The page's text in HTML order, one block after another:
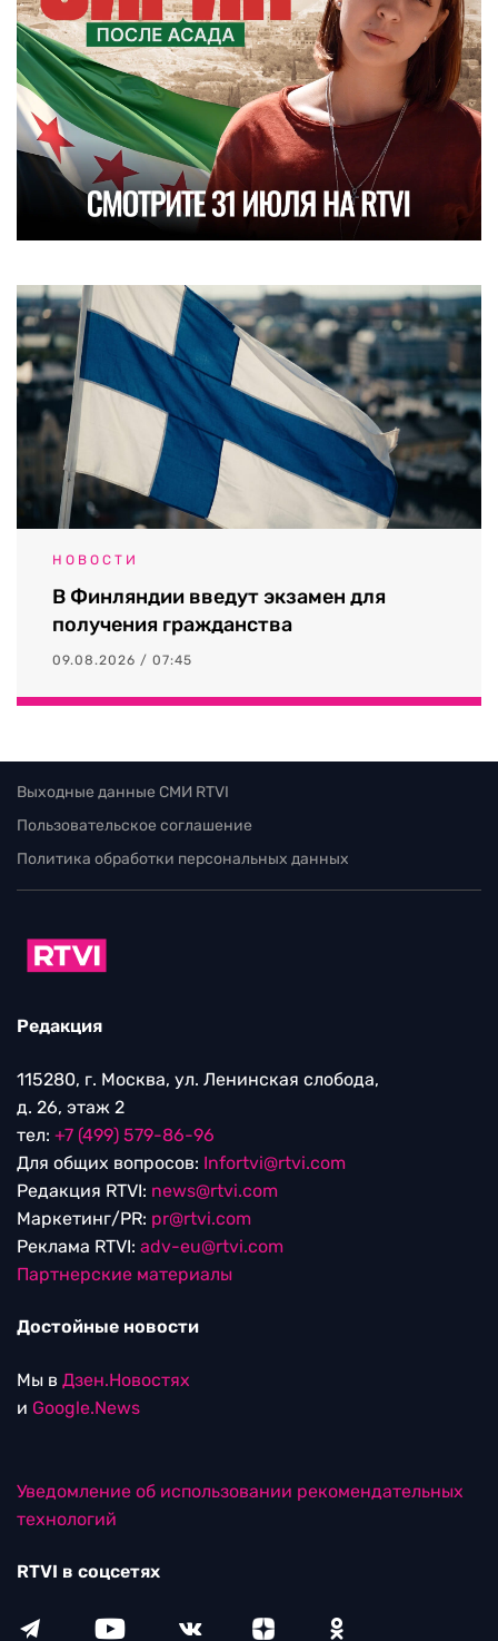
НОВОСТИ
В Финляндии введут экзамен для
получения гражданства
09.08.2026 / 07:45
Выходные данные СМИ RTVI
Пользовательское соглашение
Политика обработки персональных данных
Редакция
115280, г. Москва, ул. Ленинская слобода,
д. 26, этаж 2
тел: +7 (499) 579-86-96
Для общих вопросов: Infortvi@rtvi.com
Редакция RTVI: news@rtvi.com
Маркетинг/PR: pr@rtvi.com
Реклама RTVI: adv-eu@rtvi.com
Партнерские материалы
Достойные новости
Мы в Дзен.Новостях
и Google.News
Уведомление об использовании рекомендательных
технологий
RTVI в соцсетях